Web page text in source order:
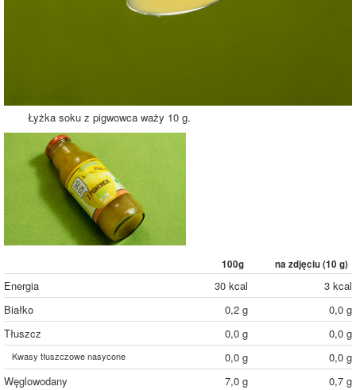
Łyżka soku z pigwowca waży 10 g.
100g na zdjęciu (10 g)
Energia 30 kcal
3 kcal
Białko
0,2 g
0,0 g
Tłuszcz
0,0 g 0,0 g
Kwasy tłuszczowe nasycone 0,0 g
0,0 g
Węglowodany
7,0 g 0,7 g